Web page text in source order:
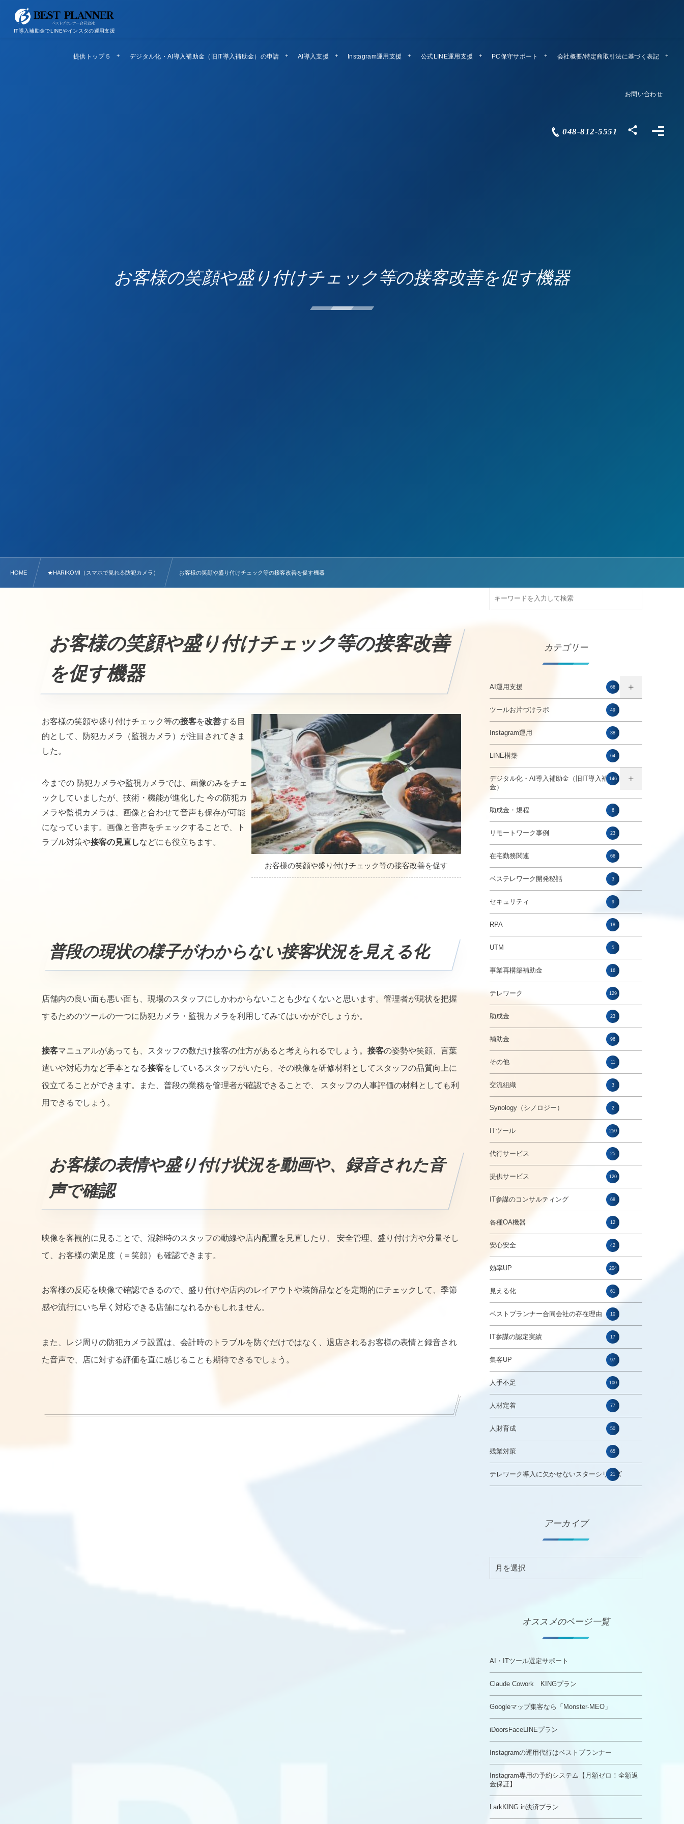
IT導入補助金でLINEやインスタの運用支援
提供トップ５
Top5 デジタル化・AI導入補助金（旧IT導入補助金）の申請 AI導入支援 Instagram運用支援 公式LINE運用支援 PC保守サポート
リモートメンテ 会社概要/特定商取引法に基づく表記
Company Profile
お問い合わせ
Contact
048-812-5551
お客様の笑顔や盛り付けチェック等の接客改善を促す機器
HOME ★HARIKOMI（スマホで見れる防犯カメラ） お客様の笑顔や盛り付けチェック等の接客改善を促す機器
お客様の笑顔や盛り付けチェック等の接客改善
を促す機器
お客様の笑顔や盛り付けチェック等の接客を改善する目
的として、防犯カメラ（監視カメラ）が注目されてきま
した。
今までの 防犯カメラや監視カメラでは、画像のみをチェ
ックしていましたが、技術・機能が進化した 今の防犯カ
メラや監視カメラは、画像と合わせて音声も保存が可能
になっています。画像と音声をチェックすることで、ト
ラブル対策や接客の見直しなどにも役立ちます。
お客様の笑顔や盛り付けチェック等の接客改善を促す
普段の現状の様子がわからない接客状況を見える化
店舗内の良い面も悪い面も、現場のスタッフにしかわからないことも少なくないと思います。管理者が現状を把握
するためのツールの一つに防犯カメラ・監視カメラを利用してみてはいかがでしょうか。
接客マニュアルがあっても、スタッフの数だけ接客の仕方があると考えられるでしょう。 接客の姿勢や笑顔、言葉
遣いや対応力など手本となる接客をしているスタッフがいたら、その映像を研修材料としてスタッフの品質向上に
役立てることができます。また、普段の業務を管理者が確認できることで、 スタッフの人事評価の材料としても利
用できるでしょう。
お客様の表情や盛り付け状況を動画や、録音された音
声で確認
映像を客観的に見ることで、混雑時のスタッフの動線や店内配置を見直したり、 安全管理、盛り付け方や分量そし
て、お客様の満足度（＝笑顔）も確認できます。
お客様の反応を映像で確認できるので、盛り付けや店内のレイアウトや装飾品などを定期的にチェックして、季節
感や流行にいち早く対応できる店舗になれるかもしれません。
また、レジ周りの防犯カメラ設置は、会計時のトラブルを防ぐだけではなく、退店されるお客様の表情と録音され
た音声で、店に対する評価を直に感じることも期待できるでしょう。
カテゴリー
AI運用支援 66
ツールお片づけラボ 49
Instagram運用 38
LINE構築 64
デジタル化・AI導入補助金（旧IT導入補助
金）
146
助成金・規程 6
リモートワーク事例 23
在宅勤務関連 66
ベステレワーク開発秘話 3
セキュリティ 9
RPA 18
UTM 5
事業再構築補助金 16
テレワーク 129
助成金 23
補助金 96
その他 11
交流組織 3
Synology（シノロジー） 2
ITツール 250
代行サービス 25
提供サービス 120
IT参謀のコンサルティング 68
各種OA機器 12
安心安全 42
効率UP 204
見える化 61
ベストプランナー合同会社の存在理由 10
IT参謀の認定実績 17
集客UP 97
人手不足 100
人材定着 77
人財育成 50
残業対策 65
テレワーク導入に欠かせないスターシリーズ
21
アーカイブ
オススメのページ一覧
AI・ITツール選定サポート
Claude Cowork KINGプラン
Googleマップ集客なら「Monster-MEO」
iDoorsFaceLINEプラン
Instagramの運用代行はベストプランナー
Instagram専用の予約システム【月額ゼロ！全額返
金保証】
LarkKING in決済プラン